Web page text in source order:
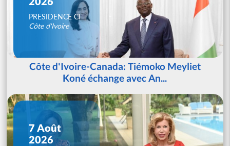
PRESIDENCE CI
Côte d'Ivoire
Côte d'Ivoire-Canada: Tiémoko Meyliet
Koné échange avec An...
7 Août
2026